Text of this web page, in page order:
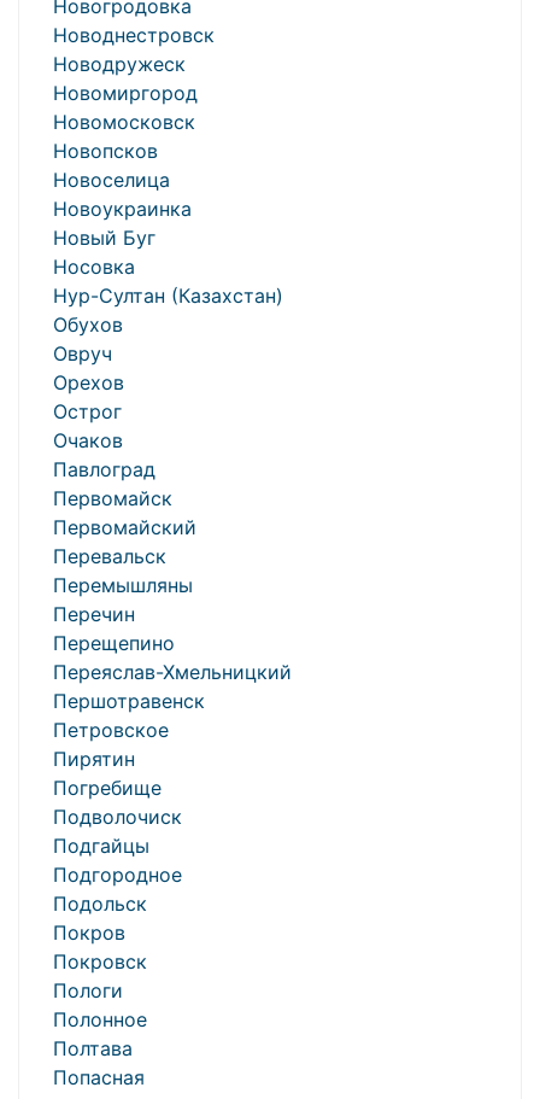
Новогродовка
Новоднестровск
Новодружеск
Новомиргород
Новомосковск
Новопсков
Новоселица
Новоукраинка
Новый Буг
Носовка
Нур-Султан (Казахстан)
Обухов
Овруч
Орехов
Острог
Очаков
Павлоград
Первомайск
Первомайский
Перевальск
Перемышляны
Перечин
Перещепино
Переяслав-Хмельницкий
Першотравенск
Петровское
Пирятин
Погребище
Подволочиск
Подгайцы
Подгородное
Подольск
Покров
Покровск
Пологи
Полонное
Полтава
Попасная